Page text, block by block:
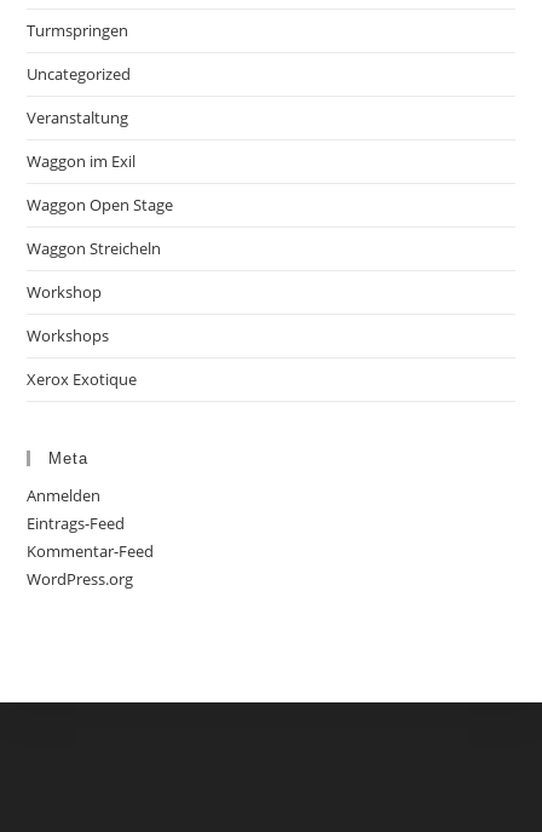
Turmspringen
Uncategorized
Veranstaltung
Waggon im Exil
Waggon Open Stage
Waggon Streicheln
Workshop
Workshops
Xerox Exotique
Meta
Anmelden
Eintrags-Feed
Kommentar-Feed
WordPress.org